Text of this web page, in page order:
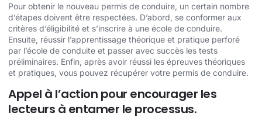
Pour obtenir le nouveau permis de conduire, un certain nombre
d’étapes doivent être respectées. D’abord, se conformer aux
critères d’éligibilité et s’inscrire à une école de conduire.
Ensuite, réussir l’apprentissage théorique et pratique perforé
par l’école de conduite et passer avec succès les tests
préliminaires. Enfin, après avoir réussi les épreuves théoriques
et pratiques, vous pouvez récupérer votre permis de conduire.
Appel à l’action pour encourager les
lecteurs à entamer le processus.